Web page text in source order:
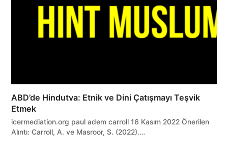
ABD’de Hindutva: Etnik ve Dini Çatışmayı Teşvik
Etmek
icermediation.org paul adem carroll 16 Kasım 2022 Önerilen
Alıntı: Carroll, A. ve Masroor, S. (2022).…